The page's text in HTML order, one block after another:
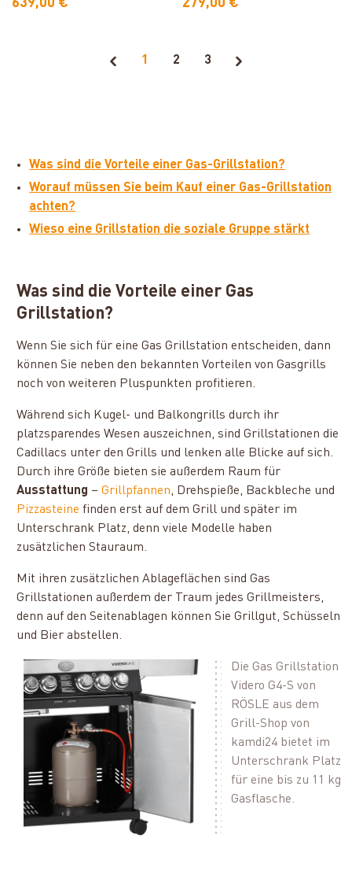
639,00 € 279,00 €
1 2 3
Was sind die Vorteile einer Gas-Grillstation?
Worauf müssen Sie beim Kauf einer Gas-Grillstation
achten?
Wieso eine Grillstation die soziale Gruppe stärkt
Was sind die Vorteile einer Gas
Grillstation?
Wenn Sie sich für eine Gas Grillstation entscheiden, dann
können Sie neben den bekannten Vorteilen von Gasgrills
noch von weiteren Pluspunkten profitieren.
Während sich Kugel- und Balkongrills durch ihr
platzsparendes Wesen auszeichnen, sind Grillstationen die
Cadillacs unter den Grills und lenken alle Blicke auf sich.
Durch ihre Größe bieten sie außerdem Raum für
Ausstattung –Grillpfannen, Drehspieße, Backbleche und
Pizzasteine finden erst auf dem Grill und später im
Unterschrank Platz, denn viele Modelle haben
zusätzlichen Stauraum.
Mit ihren zusätzlichen Ablageflächen sind Gas
Grillstationen außerdem der Traum jedes Grillmeisters,
denn auf den Seitenablagen können Sie Grillgut, Schüsseln
und Bier abstellen.
Die Gas Grillstation
Videro G4-S von
RÖSLE aus dem
Grill-Shop von
kamdi24 bietet im
Unterschrank Platz
für eine bis zu 11 kg
Gasflasche.